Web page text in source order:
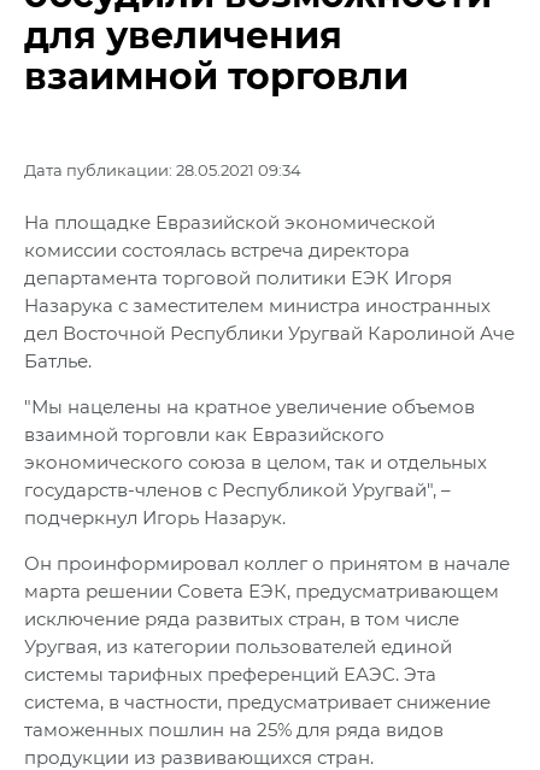
для увеличения
взаимной торговли
Дата публикации: 28.05.2021 09:34
На площадке Евразийской экономической
комиссии состоялась встреча директора
департамента торговой политики ЕЭК Игоря
Назарука с заместителем министра иностранных
дел Восточной Республики Уругвай Каролиной Аче
Батлье.
"Мы нацелены на кратное увеличение объемов
взаимной торговли как Евразийского
экономического союза в целом, так и отдельных
государств-членов с Республикой Уругвай", –
подчеркнул Игорь Назарук.
Он проинформировал коллег о принятом в начале
марта решении Совета ЕЭК, предусматривающем
исключение ряда развитых стран, в том числе
Уругвая, из категории пользователей единой
системы тарифных преференций ЕАЭС. Эта
система, в частности, предусматривает снижение
таможенных пошлин на 25% для ряда видов
продукции из развивающихся стран.